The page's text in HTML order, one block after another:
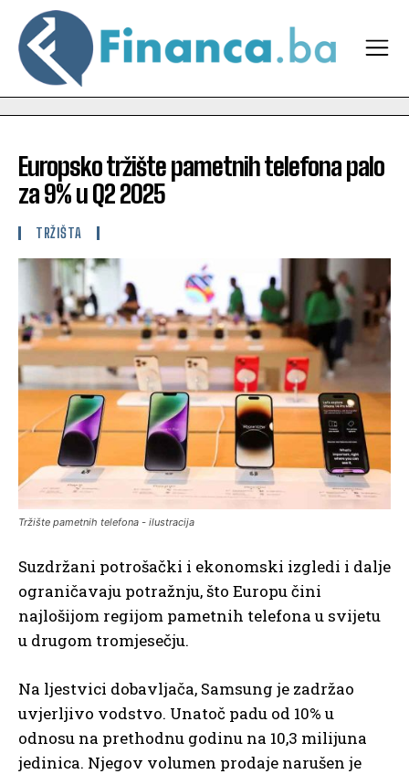
Europsko tržište pametnih telefona palo
za 9% u Q2 2025
TRŽIŠTA
Tržište pametnih telefona - ilustracija
Suzdržani potrošački i ekonomski izgledi i dalje
ograničavaju potražnju, što Europu čini
najlošijom regijom pametnih telefona u svijetu
u drugom tromjesečju.
Na ljestvici dobavljača, Samsung je zadržao
uvjerljivo vodstvo. Unatoč padu od 10% u
odnosu na prethodnu godinu na 10,3 milijuna
jedinica. Njegov volumen prodaje narušen je